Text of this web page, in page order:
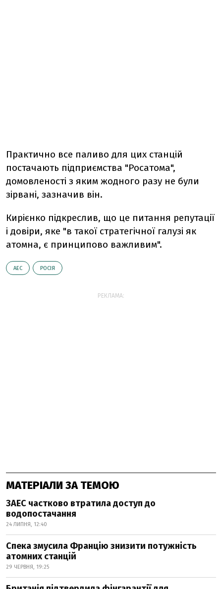
Практично все паливо для цих станцій
постачають підприємства "Росатома",
домовленості з яким жодного разу не були
зірвані, зазначив він.
Кирієнко підкреслив, що це питання репутації
і довіри, яке "в такої стратегічної галузі як
атомна, є принципово важливим".
АЕС РОСІЯ
РЕКЛАМА:
МАТЕРІАЛИ ЗА ТЕМОЮ
ЗАЕС частково втратила доступ до
водопостачання
24 ЛИПНЯ, 12:40
Спека змусила Францію знизити потужність
атомних станцій
29 ЧЕРВНЯ, 19:25